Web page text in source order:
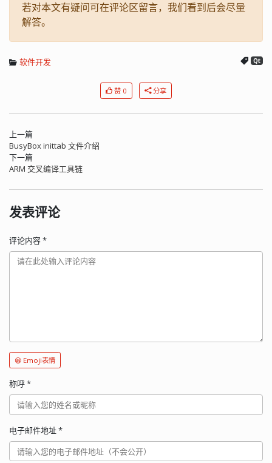
若对本文有疑问可在评论区留言，我们看到后会尽量
解答。
软件开发 Qt
赞 0 分享
上一篇
BusyBox inittab 文件介绍
下一篇
ARM 交叉编译工具链
发表评论
评论内容*
😀 Emoji表情
称呼*
电子邮件地址*